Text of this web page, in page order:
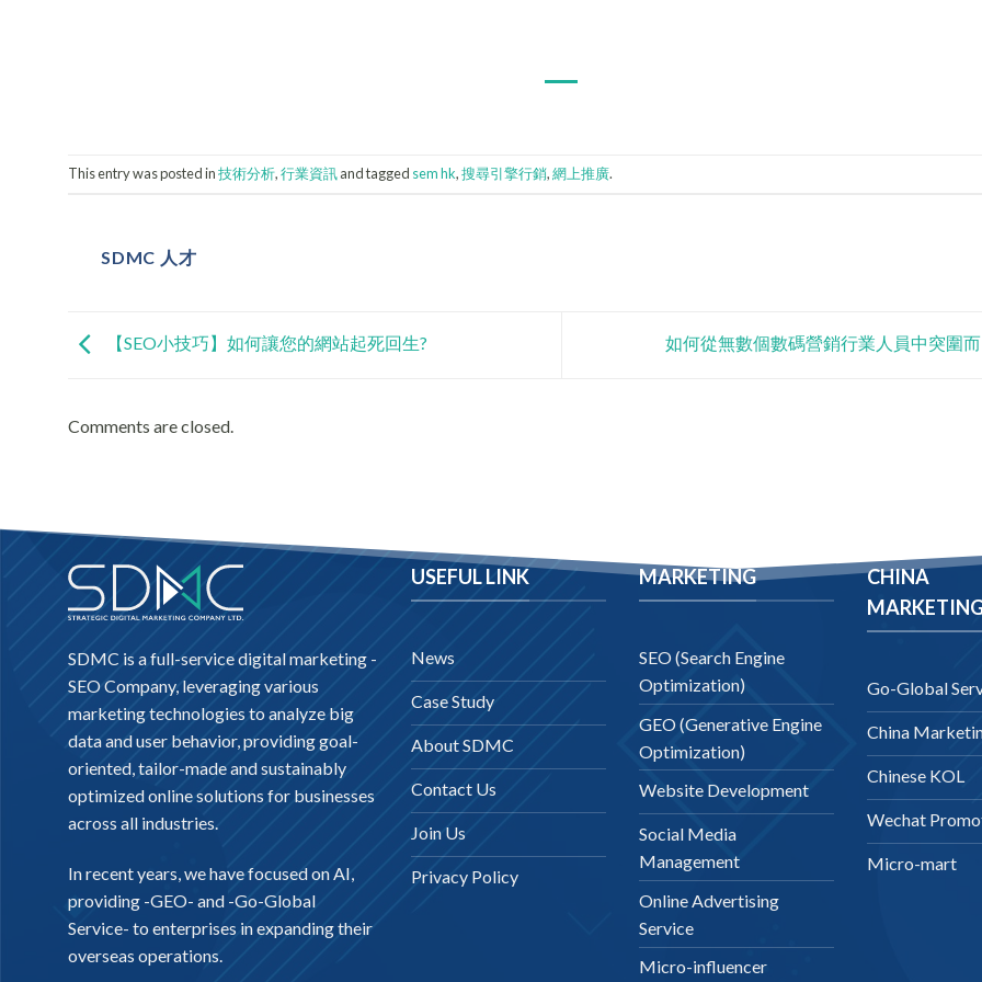
This entry was posted in技術分析,行業資訊and tagged sem hk,搜尋引擎行銷,網上推廣.
SDMC 人才
【SEO小技巧】如何讓您的網站起死回生? 如何從無數個數碼營銷行業人員中突圍
Comments are closed.
SDMC is a full-service digital marketing -
SEO Company, leveraging various
marketing technologies to analyze big
data and user behavior, providing goal-
oriented, tailor-made and sustainably
optimized online solutions for businesses
across all industries.
In recent years, we have focused on AI,
providing -GEO- and -Go-Global
Service- to enterprises in expanding their
overseas operations.
USEFUL LINK
News
Case Study
About SDMC
Contact Us
Join Us
Privacy Policy
MARKETING
SEO (Search Engine
Optimization)
GEO (Generative Engine
Optimization)
Website Development
Social Media
Management
Online Advertising
Service
Micro-influencer
CHINA
Go-Global
China
Chinese KOL
Wechat
Micro-mart